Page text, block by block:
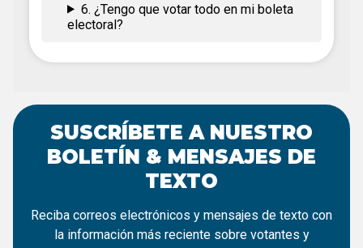
6. ¿Tengo que votar todo en mi boleta
electoral?
SUSCRÍBETE A NUESTRO
BOLETÍN & MENSAJES DE
TEXTO
Reciba correos electrónicos y mensajes de texto con
la información más reciente sobre votantes y